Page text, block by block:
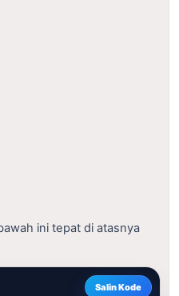
ini tepat di atasnya
Salin Kode